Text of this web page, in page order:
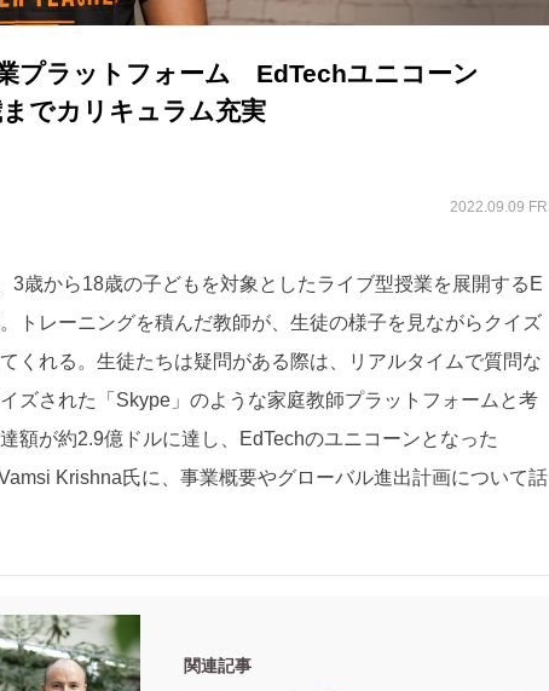
プラットフォーム EdTechユニコーン
でカリキュラム充実
2022.09.09 FRI
3歳から18歳の子どもを対象としたライブ型授業を展開するE
トレーニングを積んだ教師が、生徒の様子を見ながらクイズ
くれる。生徒たちは疑問がある際は、リアルタイムで質問な
ズされた「Skype」のような家庭教師プラットフォームと考
額が約2.9億ドルに達し、EdTechのユニコーンとなった
Krishna氏に、事業概要やグローバル進出計画について話
関連記事